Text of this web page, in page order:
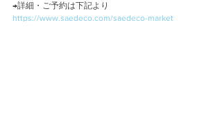
→詳細・ご予約は下記より
https://www.saedeco.com/saedeco-market